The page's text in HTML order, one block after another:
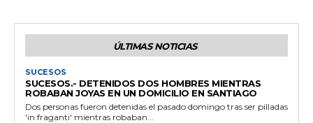
ÚLTIMAS NOTICIAS
SUCESOS
SUCESOS.- DETENIDOS DOS HOMBRES MIENTRAS
ROBABAN JOYAS EN UN DOMICILIO EN SANTIAGO
Dos personas fueron detenidas el pasado domingo tras ser pilladas
'in fraganti' mientras robaban...